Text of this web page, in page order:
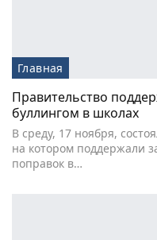
Главная
Правительство
буллингом в школах
В среду, 17 ноября,
на котором поддержали
поправок в…